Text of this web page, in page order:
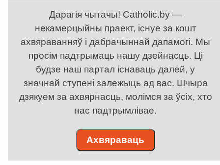
Дарагія чытачы! Catholic.by —
некамерцыйны праект, існуе за кошт
ахвяраванняў і дабрачыннай дапамогі. Мы
просім падтрымаць нашу дзейнасць. Ці
будзе наш партал існаваць далей, у
значнай ступені залежыць ад вас. Шчыра
дзякуем за ахвярнасць, молімся за ўсіх, хто
нас падтрымлівае.
Ахвяраваць